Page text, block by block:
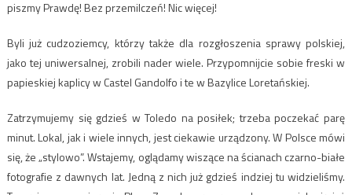
piszmy Prawdę! Bez przemilczeń! Nic więcej!
Byli już cudzoziemcy, którzy także dla rozgłoszenia sprawy polskiej,
jako tej uniwersalnej, zrobili nader wiele. Przypomnijcie sobie freski w
papieskiej kaplicy w Castel Gandolfo i te w Bazylice Loretańskiej.
Zatrzymujemy się gdzieś w Toledo na posiłek; trzeba poczekać parę
minut. Lokal, jak i wiele innych, jest ciekawie urządzony. W Polsce mówi
się, że „stylowo”. Wstajemy, oglądamy wiszące na ścianach czarno-białe
fotografie z dawnych lat. Jedną z nich już gdzieś indziej tu widzieliśmy.